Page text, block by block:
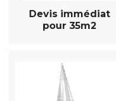
Devis immédiat
pour 35m2